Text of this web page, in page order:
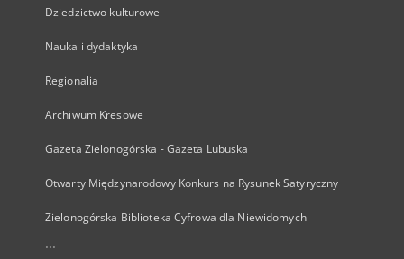
Dziedzictwo kulturowe
Nauka i dydaktyka
Regionalia
Archiwum Kresowe
Gazeta Zielonogórska - Gazeta Lubuska
Otwarty Międzynarodowy Konkurs na Rysunek Satyryczny
Zielonogórska Biblioteka Cyfrowa dla Niewidomych
...